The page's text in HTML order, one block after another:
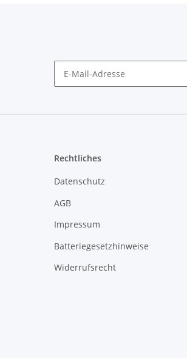
Rechtliches
Datenschutz
AGB
Impressum
Batteriegesetzhinweise
Widerrufsrecht